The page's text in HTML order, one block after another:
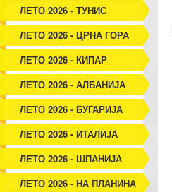
ЛЕТО 2026 - ТУНИС
ЛЕТО 2026 - ЦРНА ГОРА
ЛЕТО 2026 - КИПАР
ЛЕТО 2026 - АЛБАНИЈА
ЛЕТО 2026 - БУГАРИЈА
ЛЕТО 2026 - ИТАЛИЈА
ЛЕТО 2026 - ШПАНИЈА
ЛЕТО 2026 - НА ПЛАНИНА